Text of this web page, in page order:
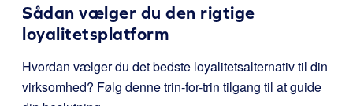
Sådan vælger du den rigtige
loyalitetsplatform
Hvordan vælger du det bedste loyalitetsalternativ til din
virksomhed? Følg denne trin-for-trin tilgang til at guide